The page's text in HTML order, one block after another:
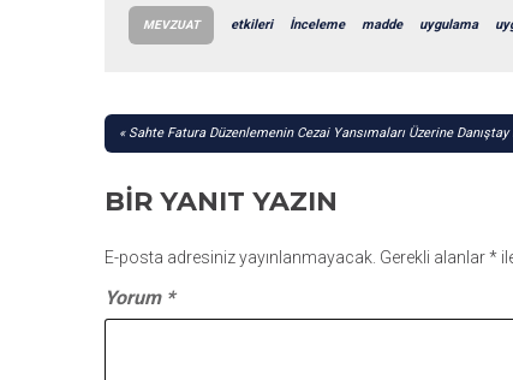
MEVZUAT etkileri İnceleme madde uygulama
YAZI
Sahte Fatura Düzenlemenin Cezai Yansımaları Üzerine Danıştay
BIR YANIT YAZIN
E-posta adresiniz yayınlanmayacak. Gerekli alanlar*
Yorum *